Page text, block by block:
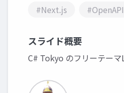
#Next.js
#OpenAPI
スライド概要
C# Tokyo のフリーテーマ